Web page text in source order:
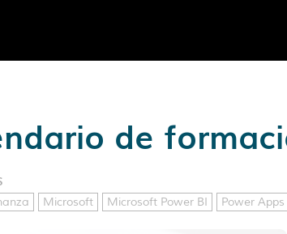
de
Microsoft Microsoft Power BI Power Apps